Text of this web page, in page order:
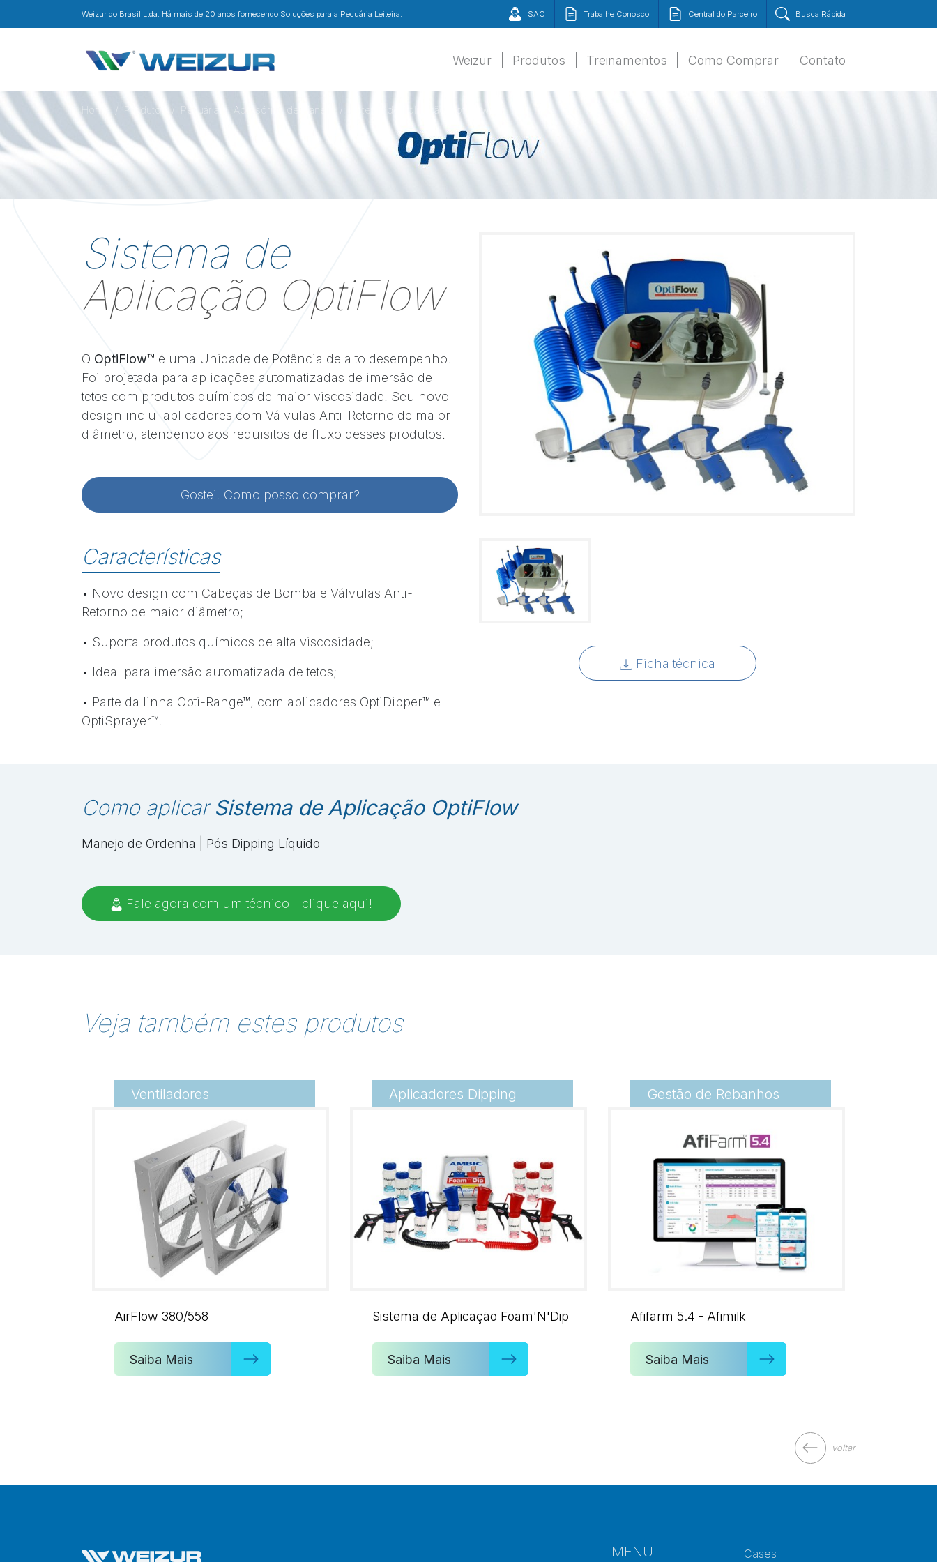
Weizur do Brasil Ltda. Há mais de 20 anos fornecendo Soluções para a Pecuária Leiteira. SAC Trabalhe Conosco Central do Parceiro Busca Rápida
Weizur Produtos Treinamentos Como Comprar Contato
Home Produtos Pecuária Acessórios de Manejo Sistema de Aplicação OptiFlow
Sistema de
Aplicação OptiFlow
O OptiFlow™ é uma Unidade de Potência de alto desempenho.
Foi projetada para aplicações automatizadas de imersão de
tetos com produtos químicos de maior viscosidade. Seu novo
design inclui aplicadores com Válvulas Anti-Retorno de maior
diâmetro, atendendo aos requisitos de fluxo desses produtos.
Gostei. Como posso comprar?
Características
• Novo design com Cabeças de Bomba e Válvulas Anti-
Retorno de maior diâmetro;
• Suporta produtos químicos de alta viscosidade;
• Ideal para imersão automatizada de tetos;
• Parte da linha Opti-Range™, com aplicadores OptiDipper™ e
OptiSprayer™.
Ficha técnica
Como aplicarSistema de Aplicação OptiFlow
Manejo de Ordenha | Pós Dipping Líquido
Fale agora com um técnico - clique aqui!
Veja também estes produtos
Ventiladores
AirFlow 380/558
Saiba Mais
Aplicadores Dipping
Sistema de Aplicação Foam'N'Dip
Saiba Mais
Gestão de Rebanhos
Afifarm 5.4 - Afimilk
Saiba Mais
voltar
MENU Cases